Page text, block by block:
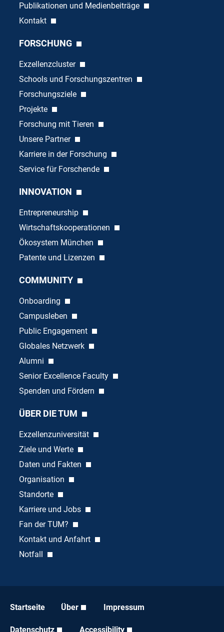
Publikationen und Medienbeiträge
Kontakt
FORSCHUNG
Exzellenzcluster
Schools und Forschungszentren
Forschungsziele
Projekte
Forschung mit Tieren
Unsere Partner
Karriere in der Forschung
Service für Forschende
INNOVATION
Entrepreneurship
Wirtschaftskooperationen
Ökosystem München
Patente und Lizenzen
COMMUNITY
Onboarding
Campusleben
Public Engagement
Globales Netzwerk
Alumni
Senior Excellence Faculty
Spenden und Fördern
ÜBER DIE TUM
Exzellenzuniversität
Ziele und Werte
Daten und Fakten
Organisation
Standorte
Karriere und Jobs
Fan der TUM?
Kontakt und Anfahrt
Notfall
Startseite Über Impressum
Datenschutz Accessibility